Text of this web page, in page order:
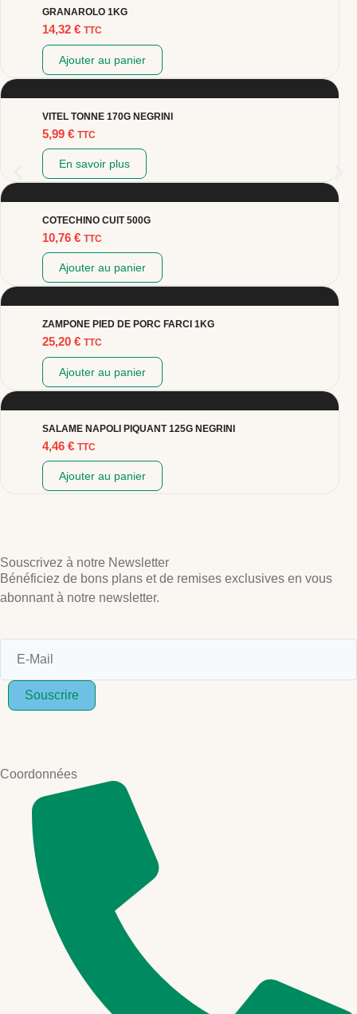
GRANAROLO 1KG
14,32 € TTC
Ajouter au panier
VITEL TONNE 170G NEGRINI
5,99 € TTC
En savoir plus
COTECHINO CUIT 500G
10,76 € TTC
Ajouter au panier
ZAMPONE PIED DE PORC FARCI 1KG
25,20 € TTC
Ajouter au panier
SALAME NAPOLI PIQUANT 125G NEGRINI
4,46 € TTC
Ajouter au panier
Souscrivez à notre Newsletter
Bénéficiez de bons plans et de remises exclusives en vous
abonnant à notre newsletter.
Souscrire
Coordonnées